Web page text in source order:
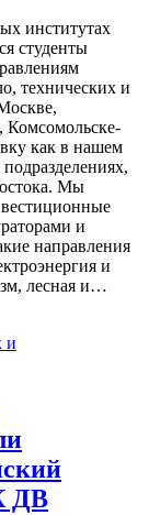
институтах
студенты
технических и
Комсомольске-
как в нашем
Мы
и
направления
и
лесная и…
и
ДВ